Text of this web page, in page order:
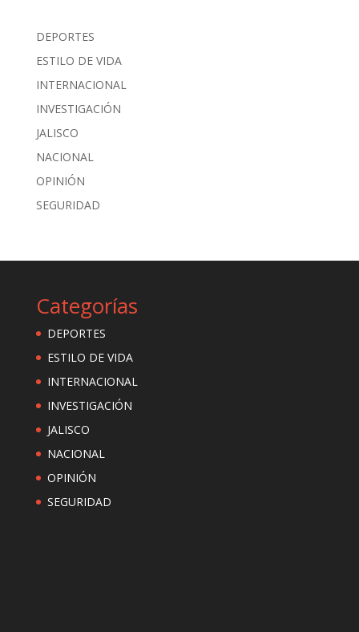
DEPORTES
ESTILO DE VIDA
INTERNACIONAL
INVESTIGACIÓN
JALISCO
NACIONAL
OPINIÓN
SEGURIDAD
Categorías
DEPORTES
ESTILO DE VIDA
INTERNACIONAL
INVESTIGACIÓN
JALISCO
NACIONAL
OPINIÓN
SEGURIDAD